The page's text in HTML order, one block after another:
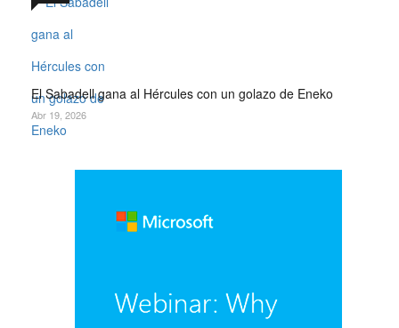
El Sabadell gana al Hércules con un golazo de Eneko
Abr 19, 2026